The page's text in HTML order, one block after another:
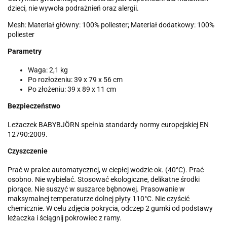
dzieci, nie wywoła podrażnień oraz alergii.
Mesh: Materiał główny: 100% poliester; Materiał dodatkowy: 100%
poliester
Parametry
Waga: 2,1 kg
Po rozłożeniu: 39 x 79 x 56 cm
Po złożeniu: 39 x 89 x 11 cm
Bezpieczeństwo
Leżaczek BABYBJÖRN spełnia standardy normy europejskiej EN
12790:2009.
Czyszczenie
Prać w pralce automatycznej, w ciepłej wodzie ok. (40°C). Prać
osobno. Nie wybielać. Stosować ekologiczne, delikatne środki
piorące. Nie suszyć w suszarce bębnowej. Prasowanie w
maksymalnej temperaturze dolnej płyty 110°C. Nie czyścić
chemicznie. W celu zdjęcia pokrycia, odczep 2 gumki od podstawy
leżaczka i ściągnij pokrowiec z ramy.